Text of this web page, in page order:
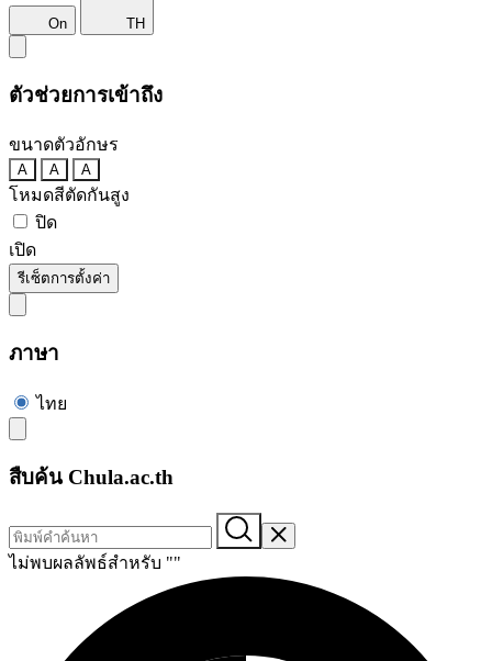
On TH
ตัวช่วยการเข้าถึง
ขนาดตัวอักษร
A A A
โหมดสีตัดกันสูง
ปิด
เปิด
รีเซ็ตการตั้งค่า
ภาษา
ไทย
สืบค้น Chula.ac.th
ไม่พบผลลัพธ์สำหรับ ""